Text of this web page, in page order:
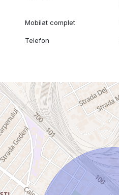
Mobilat complet
Telefon